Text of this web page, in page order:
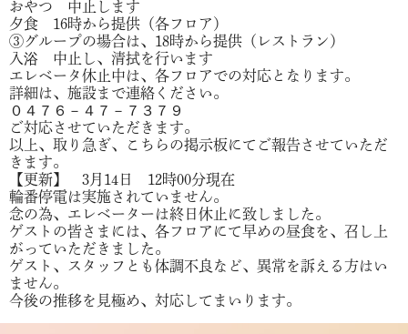
おやつ 中止します
夕食 16時から提供（各フロア）
③グループの場合は、18時から提供（レストラン）
入浴 中止し、清拭を行います
エレベータ休止中は、各フロアでの対応となります。
詳細は、施設まで連絡ください。
０４７６－４７－７３７９
ご対応させていただきます。
以上、取り急ぎ、こちらの掲示板にてご報告させていただ
きます。
【更新】 3月14日 12時00分現在
輪番停電は実施されていません。
念の為、エレベーターは終日休止に致しました。
ゲストの皆さまには、各フロアにて早めの昼食を、召し上
がっていただきました。
ゲスト、スタッフとも体調不良など、異常を訴える方はい
ません。
今後の推移を見極め、対応してまいります。